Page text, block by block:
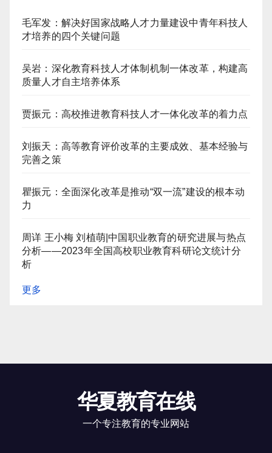
毛军发：解决好国家战略人才力量建设中青年科技人
才培养的四个关键问题
吴岩：深化教育科技人才体制机制一体改革，构建高
质量人才自主培养体系
贾振元：高校推进教育科技人才一体化改革的着力点
刘振天：高等教育评价改革的主要成效、基本经验与
完善之策
瞿振元：全面深化改革是推动“双一流”建设的根本动
力
周详 王小梅 刘植萌|中国职业教育的研究进展与热点
分析——2023年全国高校职业教育科研论文统计分
析
更多
华夏教育在线
一个专注教育的专业网站